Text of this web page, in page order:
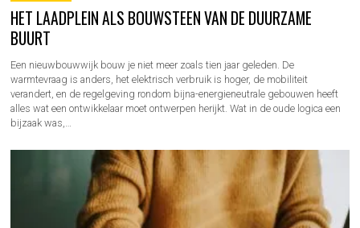
HET LAADPLEIN ALS BOUWSTEEN VAN DE DUURZAME
BUURT
Een nieuwbouwwijk bouw je niet meer zoals tien jaar geleden. De
warmtevraag is anders, het elektrisch verbruik is hoger, de mobiliteit
verandert, en de regelgeving rondom bijna-energieneutrale gebouwen heeft
alles wat een ontwikkelaar moet ontwerpen herijkt. Wat in de oude logica een
bijzaak was,…